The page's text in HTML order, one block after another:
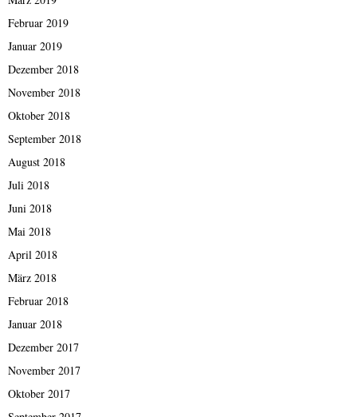
Februar 2019
Januar 2019
Dezember 2018
November 2018
Oktober 2018
September 2018
August 2018
Juli 2018
Juni 2018
Mai 2018
April 2018
März 2018
Februar 2018
Januar 2018
Dezember 2017
November 2017
Oktober 2017